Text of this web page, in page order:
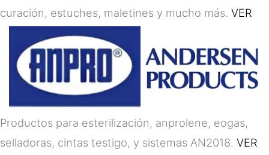
curación, estuches, maletines y mucho más. VER
Productos para esterilización, anprolene, eogas,
selladoras, cintas testigo, y sistemas AN2018. VER